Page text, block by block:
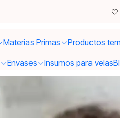
Materias Primas Productos
Envases Insumos para velas
Aceites